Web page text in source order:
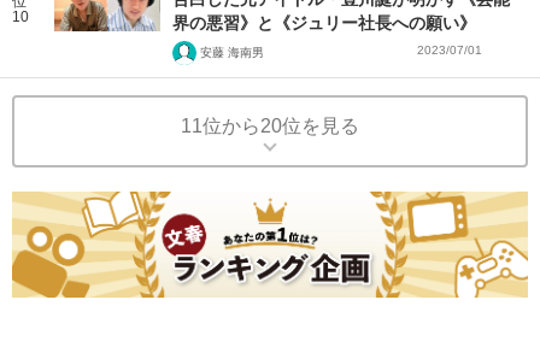
10
界の悪習》と《ジュリー社長への願い》
安藤 海南男 2023/07/01
11位から20位を見る